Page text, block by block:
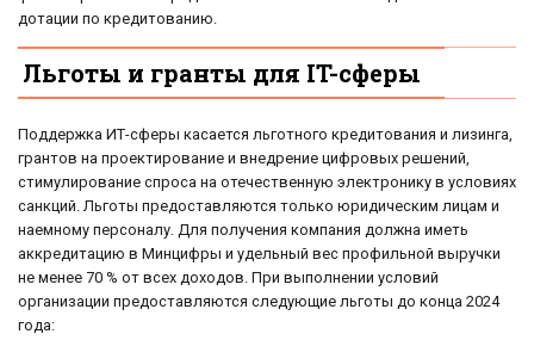
дотации по кредитованию.
Льготы и гранты для IT-сферы
Поддержка ИТ-сферы касается льготного кредитования и лизинга,
грантов на проектирование и внедрение цифровых решений,
стимулирование спроса на отечественную электронику в условиях
санкций. Льготы предоставляются только юридическим лицам и
наемному персоналу. Для получения компания должна иметь
аккредитацию в Минцифры и удельный вес профильной выручки
не менее 70 % от всех доходов. При выполнении условий
организации предоставляются следующие льготы до конца 2024
года: